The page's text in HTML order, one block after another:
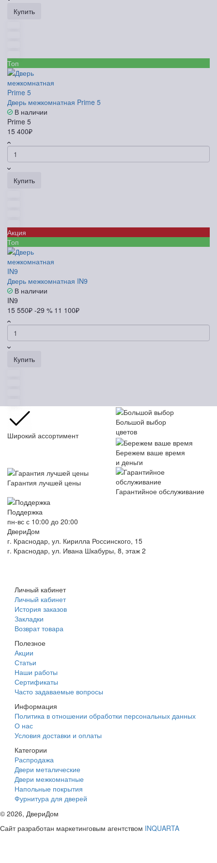
Купить
Топ
Дверь межкомнатная Prime 5
В наличии
Prime 5
15 400₽
Купить
Акция
Топ
Дверь межкомнатная IN9
В наличии
IN9
15 550₽ -29 % 11 100₽
Купить
Широкий ассортимент
Большой выбор
цветов
Бережем ваше время
и деньги
Гарантия лучшей цены
Гарантийное обслуживание
Поддержка
пн-вс с 10:00 до 20:00
ДвериДом
г. Краснодар, ул. Кирилла Россинского, 15
г. Краснодар, ул. Ивана Шкабуры, 8, этаж 2
Личный кабинет
Личный кабинет
История заказов
Закладки
Возврат товара
Полезное
Акции
Статьи
Наши работы
Сертификаты
Часто задаваемые вопросы
Информация
Политика в отношении обработки персональных данных
О нас
Условия доставки и оплаты
Категории
Распродажа
Двери металические
Двери межкомнатные
Напольные покрытия
Фурнитура для дверей
© 2026, ДвериДом
Сайт разработан маркетинговым агентством INQUARTA